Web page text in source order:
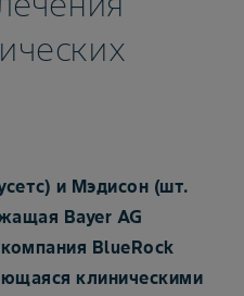
и Мэдисон (шт.
Bayer AG
BlueRock
клиническими